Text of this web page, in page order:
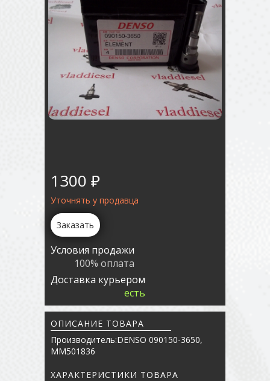
1300 ₽
Уточнять у продавца
Заказать
Условия продажи
100% оплата
Доставка курьером
есть
ОПИСАНИЕ ТОВАРА
Производитель:DENSO 090150-3650,
MM501836
ХАРАКТЕРИСТИКИ ТОВАРА